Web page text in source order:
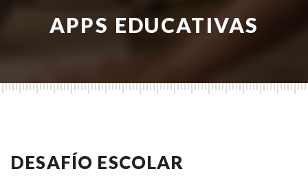
APPS EDUCATIVAS
DESAFÍO ESCOLAR